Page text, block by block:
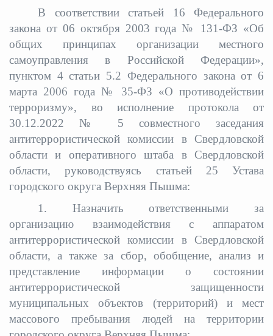
В соответствии статьей 16 Федерального
закона от 06 октября 2003 года № 131-ФЗ «Об
общих принципах организации местного
самоуправления в Российской Федерации»,
пунктом 4 статьи 5.2 Федерального закона от 6
марта 2006 года № 35-ФЗ «О противодействии
терроризму», во исполнение протокола от
30.12.2022 № 5 совместного заседания
антитеррористической комиссии в Свердловской
области и оперативного штаба в Свердловской
области, руководствуясь статьей 25 Устава
городского округа Верхняя Пышма:
1. Назначить ответственными за
организацию взаимодействия с аппаратом
антитеррористической комиссии в Свердловской
области, а также за сбор, обобщение, анализ и
представление информации о состоянии
антитеррористической защищенности
муниципальных объектов (территорий) и мест
массового пребывания людей на территории